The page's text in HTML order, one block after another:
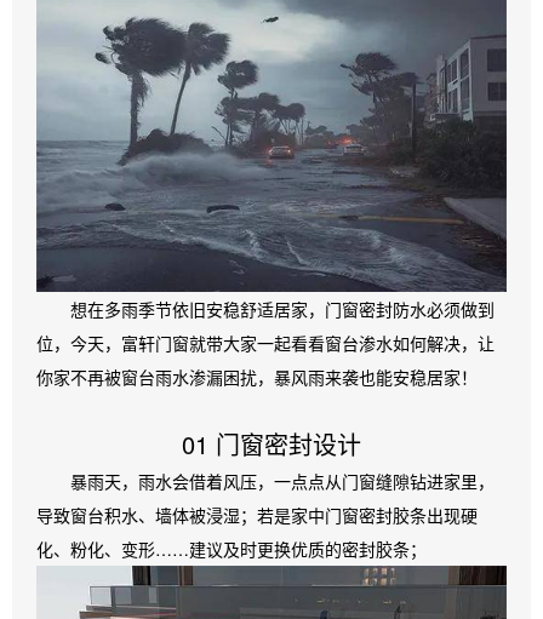
想在多雨季节依旧安稳舒适居家，门窗密封防水必须做到
位，今天，富轩门窗就带大家一起看看窗台渗水如何解决，让
你家不再被窗台雨水渗漏困扰，暴风雨来袭也能安稳居家！
01 门窗密封设计
暴雨天，雨水会借着风压，一点点从门窗缝隙钻进家里，
导致窗台积水、墙体被浸湿；若是家中门窗密封胶条出现硬
化、粉化、变形……建议及时更换优质的密封胶条；